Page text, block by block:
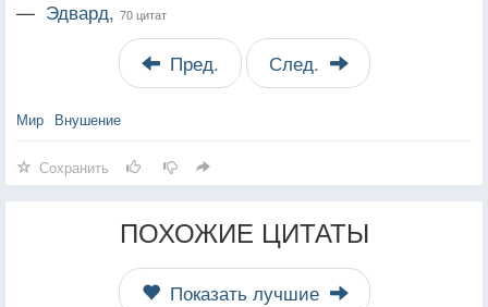
— Эдвард, 70 цитат
Пред. След.
Мир Внушение
Сохранить
ПОХОЖИЕ ЦИТАТЫ
Показать лучшие